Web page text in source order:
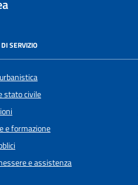
SERVIZIO
stato civile
e formazione
e assistenza